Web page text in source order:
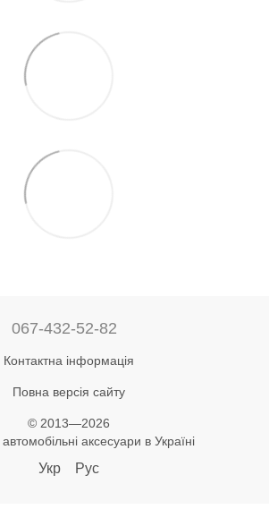
067-432-52-82
Контактна інформація
Повна версія сайту
© 2013—2026
аксесуари в Україні
Укр Рус